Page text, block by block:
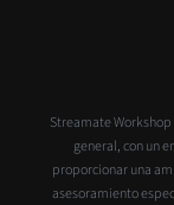
Streamate
general, con un
proporcionar una
asesoramiento